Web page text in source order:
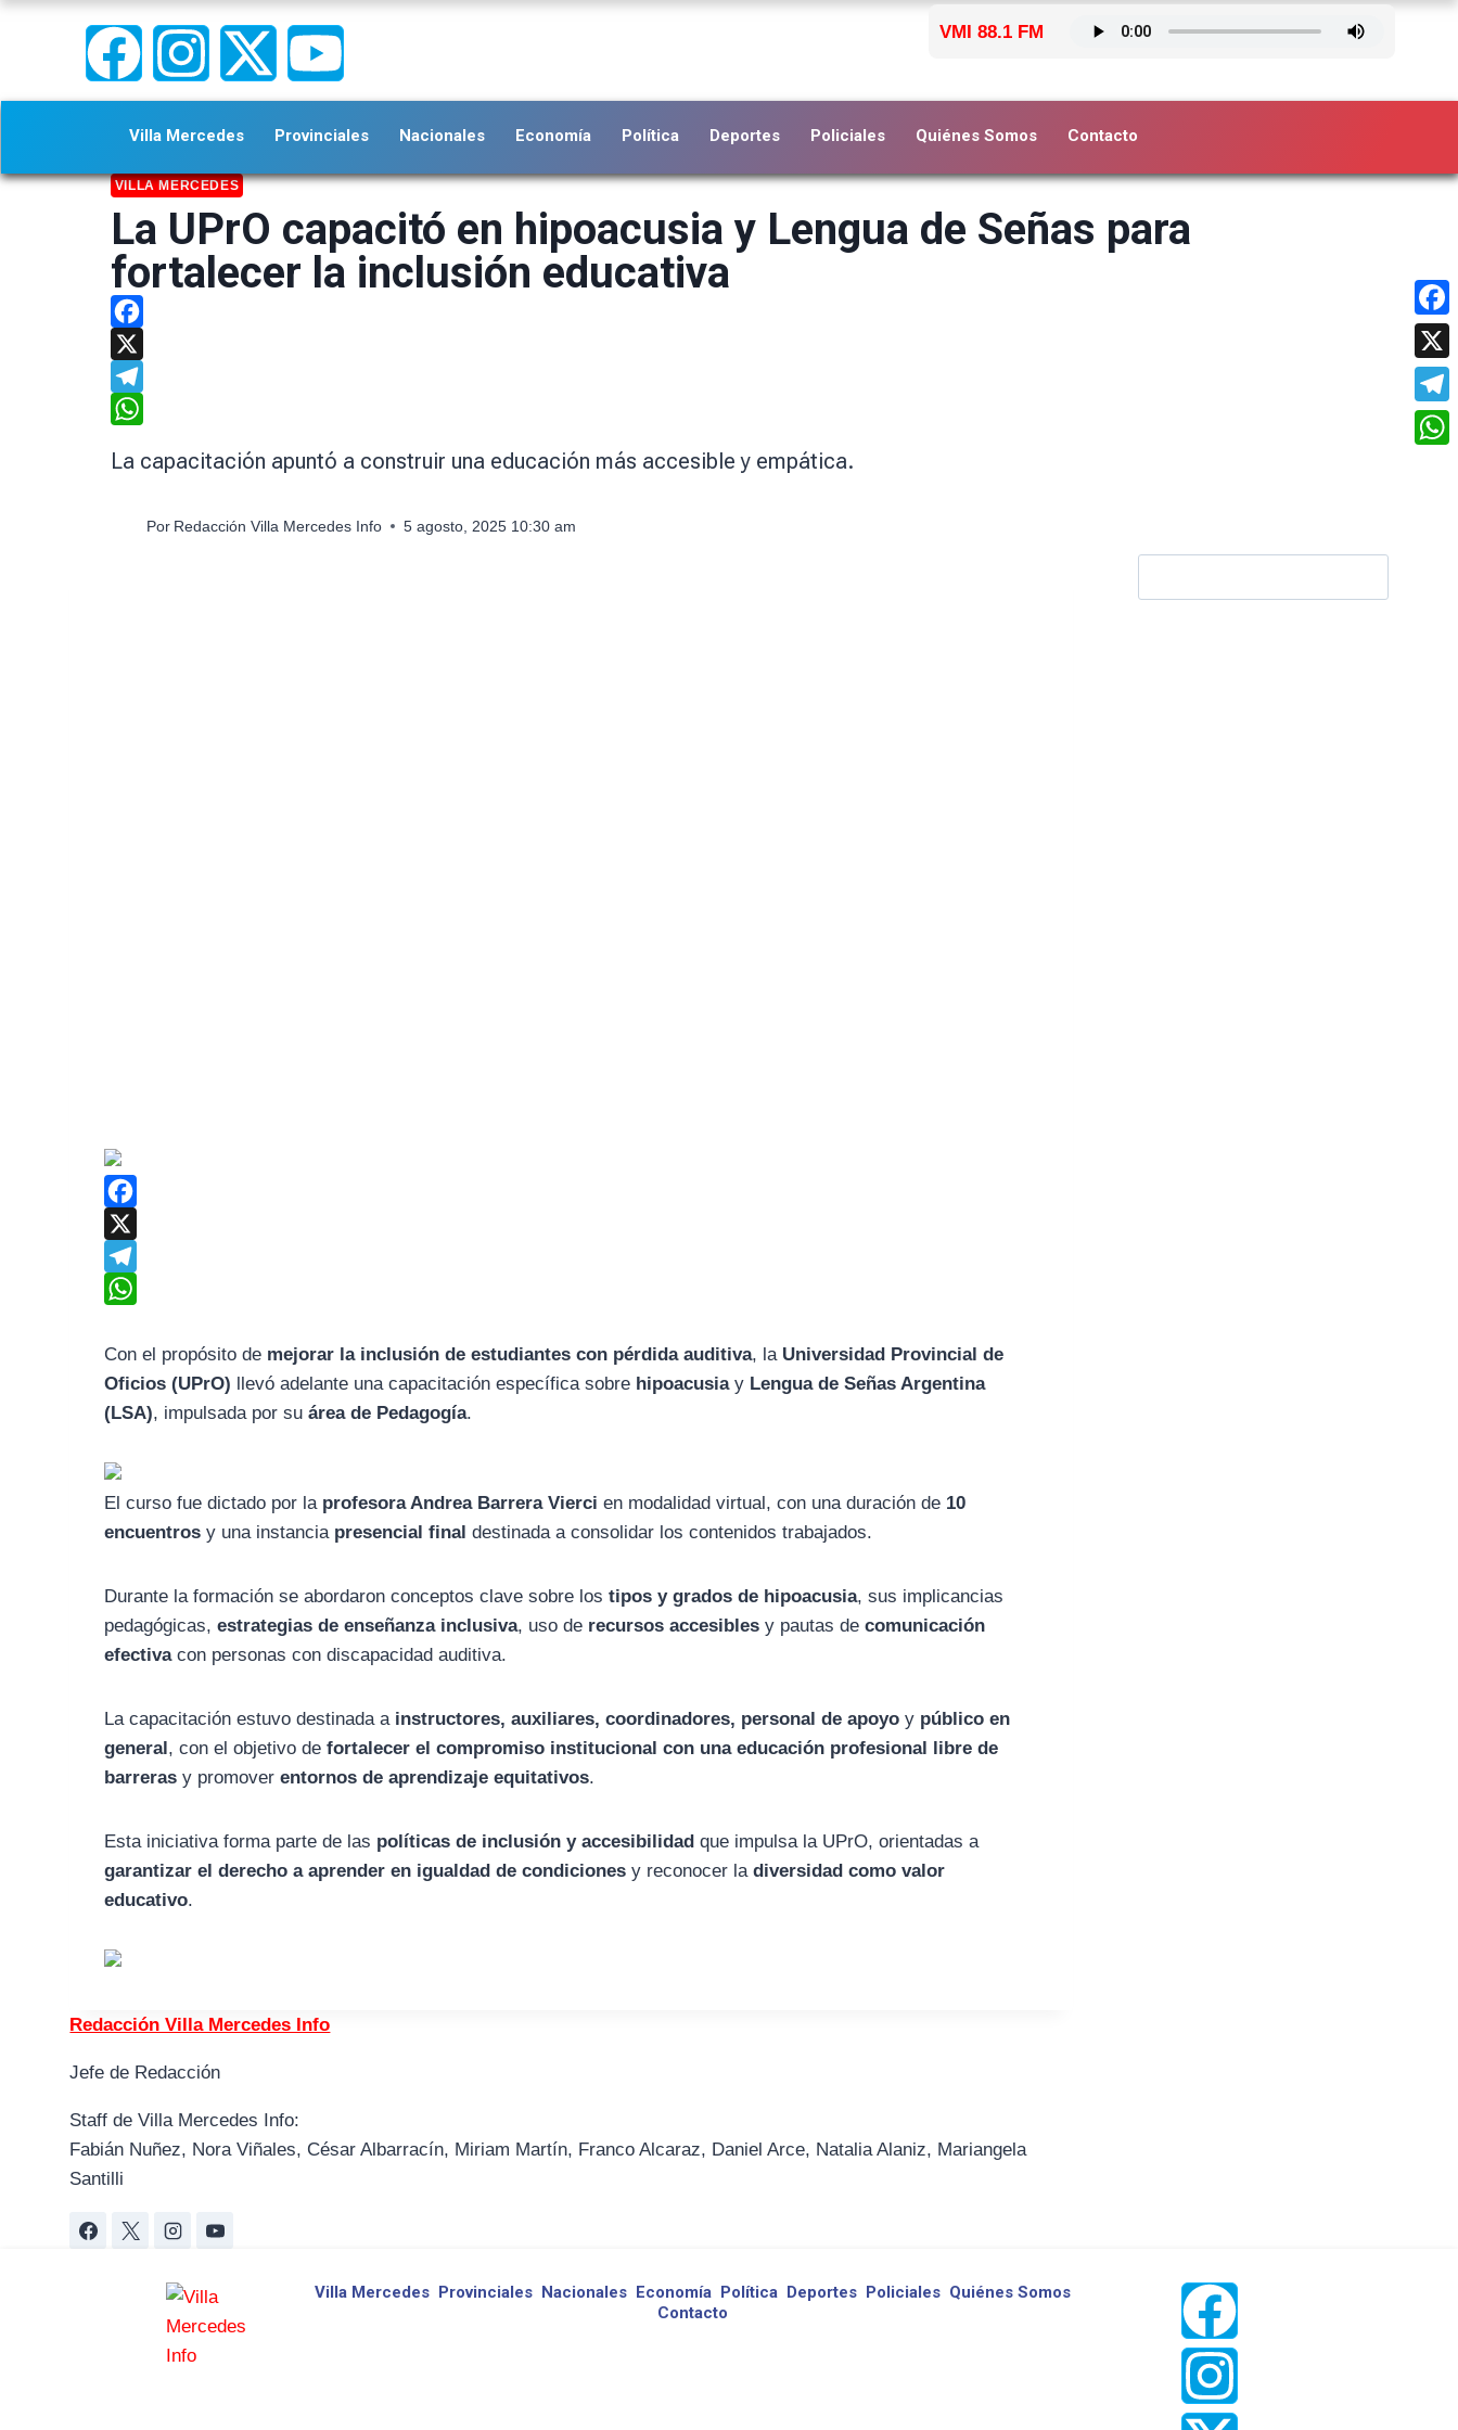
VMI 88.1 FM
Villa Mercedes Provinciales Nacionales Economía Política Deportes Policiales Quiénes Somos Contacto
VILLA MERCEDES
La UPrO capacitó en hipoacusia y Lengua de Señas para
fortalecer la inclusión educativa
Facebook
X
Telegram
La capacitación apuntó a construir una educación más accesible y empática.
Por Redacción Villa Mercedes Info 5 agosto, 2025 10:30 am
F
a
c
b
o
o
X
T
l
e
g
a
h
a
t
A
Con el propósito de mejorar la inclusión de estudiantes con pérdida auditiva, la Universidad Provincial de
Oficios (UPrO) llevó adelante una capacitación específica sobre hipoacusiay Lengua de Señas Argentina
(LSA), impulsada por suárea de Pedagogía.
El curso fue dictado por la profesora Andrea Barrera Vierci en modalidad virtual, con una duración de 10
encuentros y una instancia presencial final destinada a consolidar los contenidos trabajados.
Durante la formación se abordaron conceptos clave sobre lostipos y grados de hipoacusia, sus implicancias
pedagógicas,estrategias de enseñanza inclusiva, uso de recursos accesibles y pautas decomunicación
efectivacon personas con discapacidad auditiva.
La capacitación estuvo destinada a instructores, auxiliares, coordinadores, personal de apoyo y público en
general , con el objetivo defortalecer el compromiso institucional con una educación profesional libre de
barreras y promoverentornos de aprendizaje equitativos.
Esta iniciativa forma parte de las políticas de inclusión y accesibilidad que impulsa la UPrO, orientadas a
garantizar el derecho a aprender en igualdad de condiciones y reconocer ladiversidad como valor
educativo.
Redacción Villa Mercedes Info
Jefe de Redacción
Staff de Villa Mercedes Info:
Fabián Nuñez, Nora Viñales, César Albarracín, Miriam Martín, Franco Alcaraz, Daniel Arce, Natalia Alaniz, Mariangela
Santilli
Villa Mercedes Provinciales Nacionales Economía Política Deportes Policiales Quiénes Somos
Contacto
X